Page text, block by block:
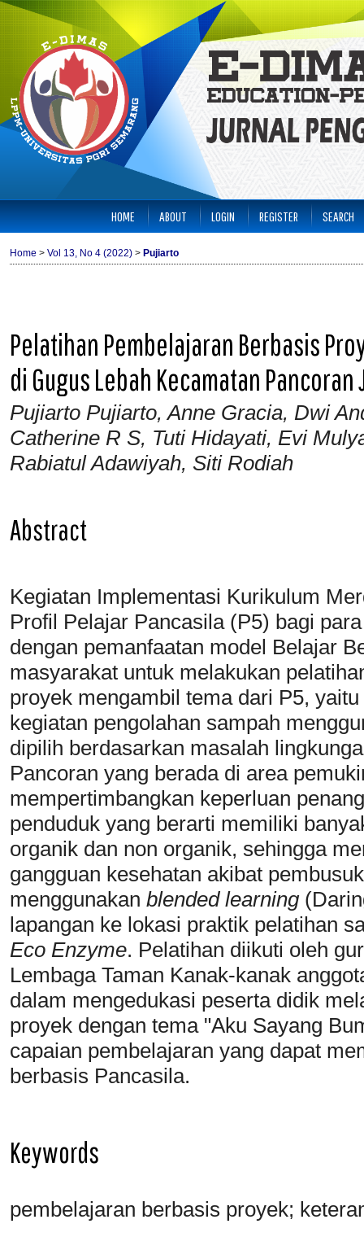
HOME ABOUT LOGIN REGISTER SEARCH
Home > Vol 13, No 4 (2022) > Pujiarto
Pelatihan Pembelajaran Berbasis
di Gugus Lebah Kecamatan
Pujiarto Pujiarto, Anne Gracia, Dwi
Catherine R S, Tuti Hidayati, Evi
Rabiatul Adawiyah, Siti Rodiah
Abstract
Kegiatan Implementasi Kurikulum
Profil Pelajar Pancasila (P5) bagi
dengan pemanfaatan model Belajar
masyarakat untuk melakukan
proyek mengambil tema dari P5,
kegiatan pengolahan sampah
dipilih berdasarkan masalah
Pancoran yang berada di area
mempertimbangkan keperluan
penduduk yang berarti memiliki
organik dan non organik, sehingga
gangguan kesehatan akibat
menggunakan blended learning
lapangan ke lokasi praktik pelatihan
Eco Enzyme. Pelatihan diikuti oleh
Lembaga Taman Kanak-kanak
dalam mengedukasi peserta didik
proyek dengan tema "Aku Sayang
capaian pembelajaran yang dapat
berbasis Pancasila.
Keywords
pembelajaran berbasis proyek;